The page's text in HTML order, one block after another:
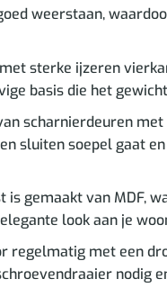
weerstaan,
sterke ijzeren
basis die het
scharnierdeuren
sluiten soepel gaat
is gemaakt van MDF,
look aan je
regelmatig met een
nodig